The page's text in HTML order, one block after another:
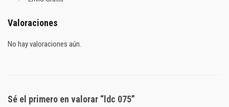
Valoraciones
No hay valoraciones aún.
Sé el primero en valorar “ldc 075”